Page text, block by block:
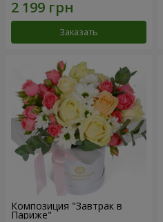
Заказать
Композиция "Завтрак в
Париже"